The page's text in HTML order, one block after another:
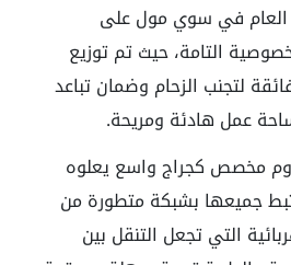
في سوي مول على
التامة، حيث تم توزيع
لتجنب الزحام وضمان تباعد
عمل هادئة ومريحة.
مخصص كجراج واسع يعلوه
جميعها بشبكة متطورة من
التي تجعل التنقل بين